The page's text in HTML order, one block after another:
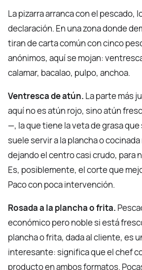
La pizarra arranca con el pescado,
declaración. En una zona donde
tiran de carta común con cinco
anónimos, aquí se mojan:
calamar, bacalao, pulpo, anchoa.
Ventresca de atún. La parte más
aquí no es atún rojo, sino atún
—, la que tiene la veta de grasa que
suele servir a la plancha o
dejando el centro casi crudo, para
Es, posiblemente, el corte que
Paco con poca intervención.
Rosada a la plancha o frita.
económico pero noble si está
plancha o frita, dada al cliente, es
interesante: significa que el chef
producto en ambos formatos.